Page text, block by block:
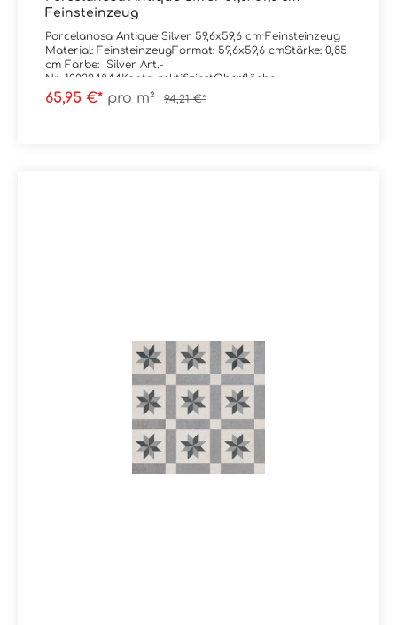
Feinsteinzeug
Porcelanosa Antique Silver 59,6x59,6 cm Feinsteinzeug
Material: FeinsteinzeugFormat: 59,6x59,6 cmStärke: 0,85
cm Farbe: Silver Art.-
Nr: 100324844Kante: rektifiziertOberfläche:
matt Trittsicherheit: R9Verpackungsdaten:Paketinhalt:
1,78 m²Paletteninhalt: 56,84 m²
65,95 €* pro m² 94,21 €*